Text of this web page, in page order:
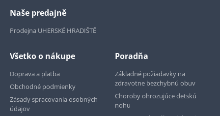
Naše predajně
Prodejna UHERSKÉ HRADIŠTĚ
Všetko o nákupe
Doprava a platba
Obchodné podmienky
Zásady spracovania osobných
údajov
Poradňa
Základné požiadavky na
zdravotne bezchybnú obuv
Choroby ohrozujúce detskú
nohu